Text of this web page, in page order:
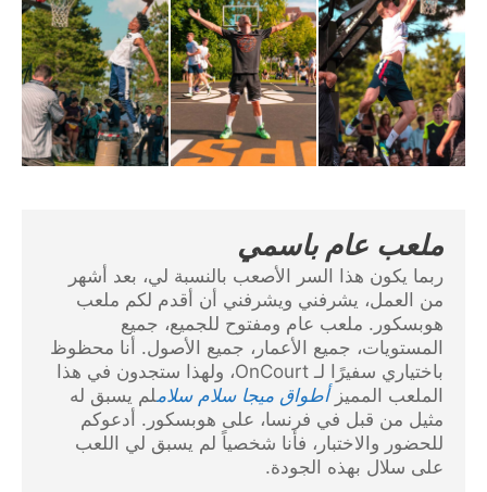
ملعب عام باسمي
ربما يكون هذا السر الأصعب بالنسبة لي، بعد أشهر
من العمل، يشرفني ويشرفني أن أقدم لكم ملعب
هوبسكور. ملعب عام ومفتوح للجميع، جميع
المستويات، جميع الأعمار، جميع الأصول. أنا محظوظ
باختياري سفيرًا لـ OnCourt، ولهذا ستجدون في هذا
الملعب المميزأطواق ميجا سلام سلاملم يسبق له
مثيل من قبل في فرنسا، على هوبسكور. أدعوكم
للحضور والاختبار، فأنا شخصياً لم يسبق لي اللعب
على سلال بهذه الجودة.